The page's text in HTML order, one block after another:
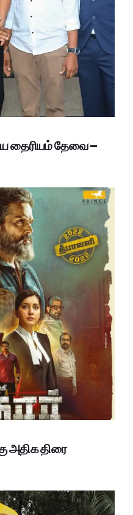
தைரியம் தேவை –
அதிக திரை